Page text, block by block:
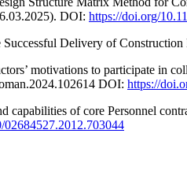
DOI: https://doi.org/
Delivery of
motivations to participate in
DOI: https://
capabilities of core Personnel
02684527.2012.703044